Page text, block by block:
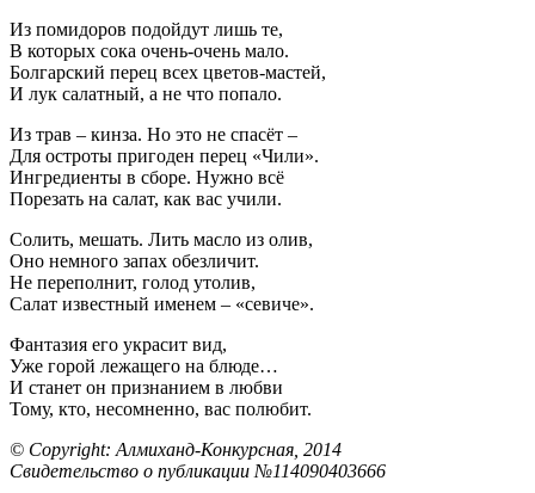
Из помидоров подойдут лишь те,
В которых сока очень-очень мало.
Болгарский перец всех цветов-мастей,
И лук салатный, а не что попало.
Из трав – кинза. Но это не спасёт –
Для остроты пригоден перец «Чили».
Ингредиенты в сборе. Нужно всё
Порезать на салат, как вас учили.
Солить, мешать. Лить масло из олив,
Оно немного запах обезличит.
Не переполнит, голод утолив,
Салат известный именем – «севиче».
Фантазия его украсит вид,
Уже горой лежащего на блюде…
И станет он признанием в любви
Тому, кто, несомненно, вас полюбит.
© Copyright: Алмиханд-Конкурсная, 2014
Свидетельство о публикации №114090403666